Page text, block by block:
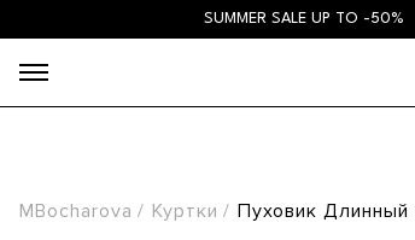
SUMMER SALE UP TO -50%
MBocharova Куртки Пуховик